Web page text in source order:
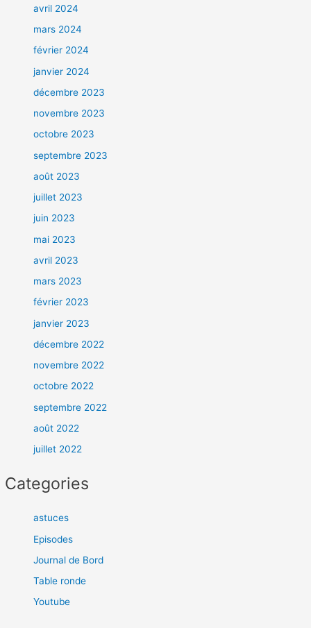
avril 2024
mars 2024
février 2024
janvier 2024
décembre 2023
novembre 2023
octobre 2023
septembre 2023
août 2023
juillet 2023
juin 2023
mai 2023
avril 2023
mars 2023
février 2023
janvier 2023
décembre 2022
novembre 2022
octobre 2022
septembre 2022
août 2022
juillet 2022
Categories
astuces
Episodes
Journal de Bord
Table ronde
Youtube